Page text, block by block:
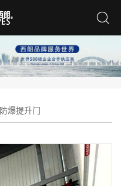
防爆提升门